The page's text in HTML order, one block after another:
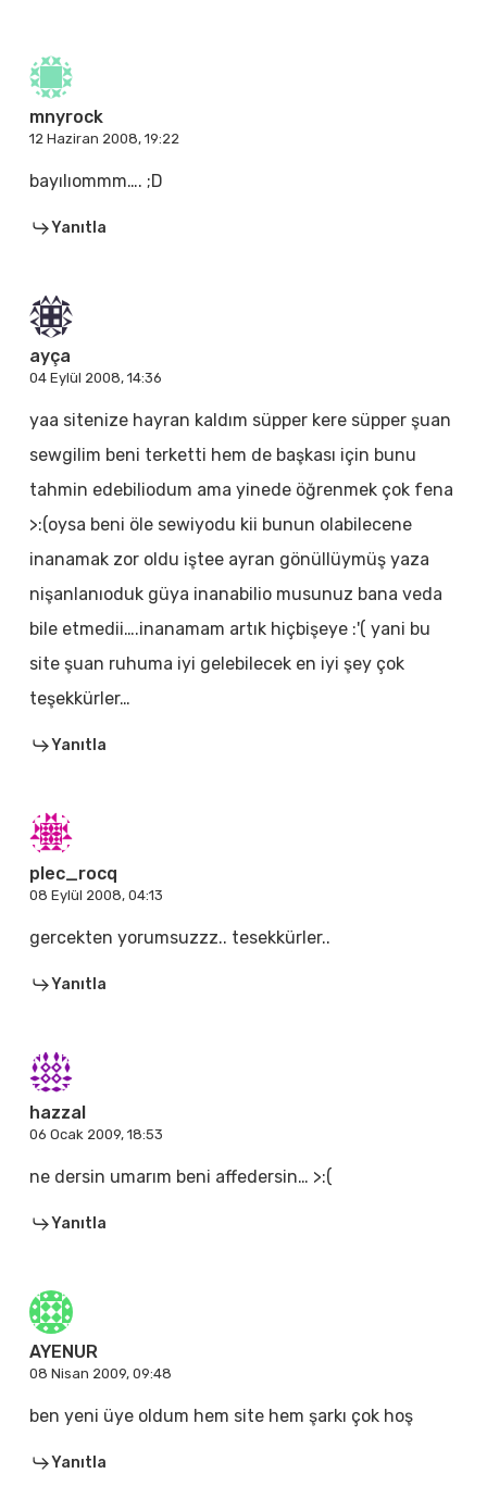
mnyrock
12 Haziran 2008, 19:22
bayılıommm…. ;D
Yanıtla
ayça
04 Eylül 2008, 14:36
yaa sitenize hayran kaldım süpper kere süpper şuan
sewgilim beni terketti hem de başkası için bunu
tahmin edebiliodum ama yinede öğrenmek çok fena
>:(oysa beni öle sewiyodu kii bunun olabilecene
inanamak zor oldu iştee ayran gönüllüymüş yaza
nişanlanıoduk güya inanabilio musunuz bana veda
bile etmedii….inanamam artık hiçbişeye :'( yani bu
site şuan ruhuma iyi gelebilecek en iyi şey çok
teşekkürler…
Yanıtla
plec_rocq
08 Eylül 2008, 04:13
gercekten yorumsuzzz.. tesekkürler..
Yanıtla
hazzal
06 Ocak 2009, 18:53
ne dersin umarım beni affedersin… >:(
Yanıtla
AYENUR
08 Nisan 2009, 09:48
ben yeni üye oldum hem site hem şarkı çok hoş
Yanıtla